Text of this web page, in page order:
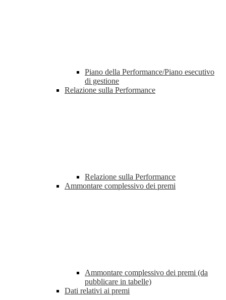
Piano della Performance/Piano esecutivo
di gestione
Relazione sulla Performance
Relazione sulla Performance
Ammontare complessivo dei premi
Ammontare complessivo dei premi (da
pubblicare in tabelle)
Dati relativi ai premi